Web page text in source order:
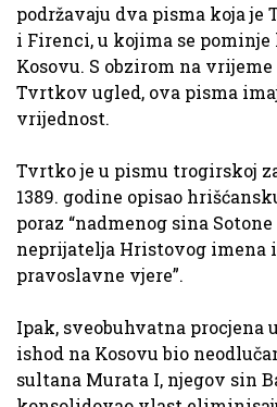
podržavaju dva pisma koja je
i Firenci, u kojima se pominje
Kosovu. S obzirom na
Tvrtkov ugled, ova pisma
vrijednost.
Tvrtko je u pismu trogirskoj
1389. godine opisao
poraz “nadmenog sina
neprijatelja Hristovog imena
pravoslavne vjere”.
Ipak, sveobuhvatna procjena
ishod na Kosovu bio
sultana Murata I, njegov sin